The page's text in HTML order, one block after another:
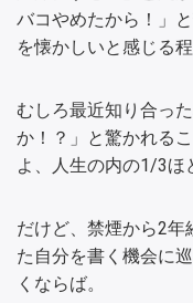
バコやめたから！」
を懐かしいと感じる
むしろ最近知り合っ
か！？」と驚かれる
よ、人生の内の1/3ほ
だけど、禁煙から2年
た自分を書く機会に
くならば。